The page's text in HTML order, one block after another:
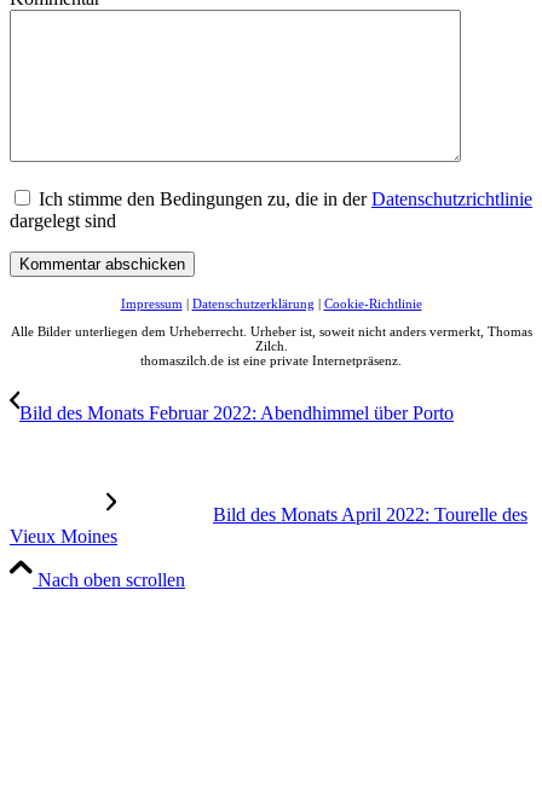
Ich stimme den Bedingungen zu, die in derDatenschutzrichtlinie
dargelegt sind
Impressum Datenschutzerklärung
Cookie-Richtlinie
Alle Bilder unterliegen dem Urheberrecht. Urheber ist, soweit nicht anders vermerkt, Thomas
Zilch.
thomaszilch.de ist eine private Internetpräsenz.
Bild des Monats Februar 2022: Abendhimmel über Porto
Bild des Monats April 2022: Tourelle des
Vieux Moines
Nach oben scrollen